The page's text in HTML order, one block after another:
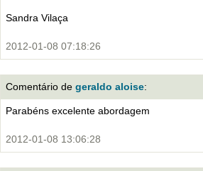
Sandra Vilaça
2012-01-08 07:18:26
Comentário de geraldo aloise:
Parabéns excelente abordagem
2012-01-08 13:06:28